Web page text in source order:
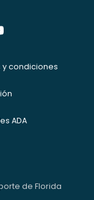
y condiciones
ADA
de Florida